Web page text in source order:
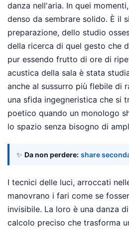
danza nell'aria. In quei
denso da sembrare solido. È il
preparazione, dello studio
della ricerca di quel gesto che
pur essendo frutto di ore di
acustica della sala è stata
anche al sussurro più flebile di
una sfida ingegneristica che si
poetico quando un monologo
lo spazio senza bisogno di
✨ Da non perdere: share
I tecnici delle luci, arroccati
manovrano i fari come se
invisibile. La loro è una danza
calcolo preciso che trasforma